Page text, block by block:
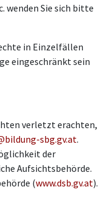
wenden Sie sich bitte
in Einzelfällen
eingeschränkt sein
verletzt erachten,
sbg.gv.at.
der
Aufsichtsbehörde.
(www.dsb.gv.at).